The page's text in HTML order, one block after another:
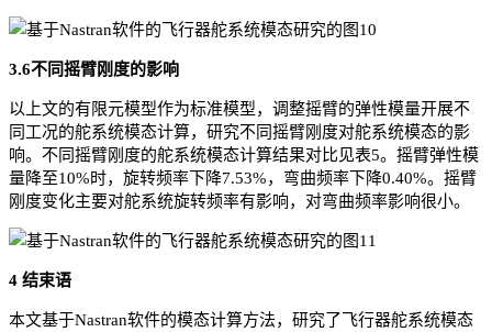
3.6不同摇臂刚度的影响
以上文的有限元模型作为标准模型，调整摇臂的弹性模量开展不
同工况的舵系统模态计算，研究不同摇臂刚度对舵系统模态的影
响。不同摇臂刚度的舵系统模态计算结果对比见表5。摇臂弹性模
量降至10%时，旋转频率下降7.53%，弯曲频率下降0.40%。摇臂
刚度变化主要对舵系统旋转频率有影响，对弯曲频率影响很小。
4 结束语
本文基于Nastran软件的模态计算方法，研究了飞行器舵系统模态